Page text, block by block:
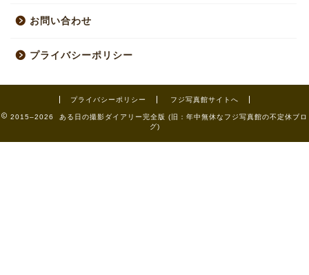
お問い合わせ
プライバシーポリシー
プライバシーポリシー フジ写真館サイトへ
2015–2026 ある日の撮影ダイアリー完全版 (旧：年中無休なフジ写真館の不定休ブロ
グ)